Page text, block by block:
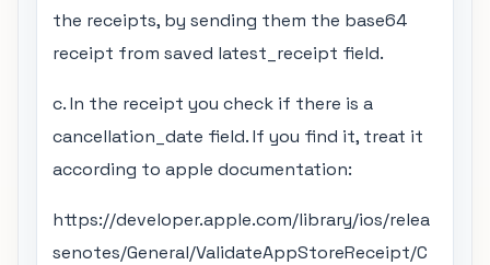
the receipts, by sending them the base64
receipt from saved latest_receipt field.
c. In the receipt you check if there is a
cancellation_date field. If you find it, treat it
according to apple documentation:
https://developer.apple.com/library/ios/relea
senotes/General/ValidateAppStoreReceipt/C